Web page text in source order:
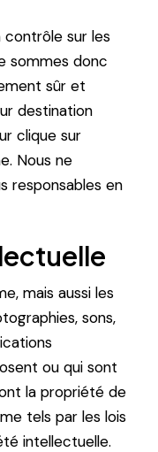
contrôle sur les
sommes donc
sûr et
destination
clique sur
Nous ne
responsables en
mais aussi les
sons,
ou qui sont
la propriété de
tels par les lois
intellectuelle.